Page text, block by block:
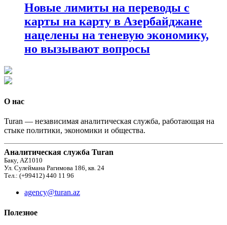
Новые лимиты на переводы с
карты на карту в Азербайджане
нацелены на теневую экономику,
но вызывают вопросы
О нас
Turan — независимая аналитическая служба, работающая на
стыке политики, экономики и общества.
Аналитическая служба Turan
Баку, AZ1010
Ул. Сулеймана Рагимова 186, кв. 24
Тел.: (+99412) 440 11 96
agency@turan.az
Полезное